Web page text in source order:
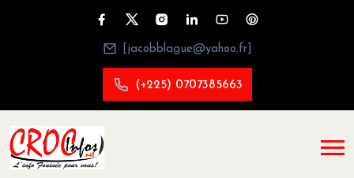
[jacobblague@yahoo.fr]
(+225) 0707385663